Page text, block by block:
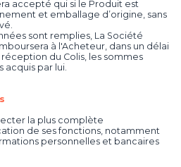
accepté qui si le Produit est
et emballage d’origine, sans
sont remplies, La Société
à l'Acheteur, dans un délai
du Colis, les sommes
acquis par lui.
la plus complète
de ses fonctions, notamment
personnelles et bancaires